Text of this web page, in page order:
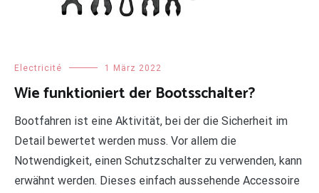
Electricité 1 März 2022
Wie funktioniert der Bootsschalter?
Bootfahren ist eine Aktivität, bei der die Sicherheit im
Detail bewertet werden muss. Vor allem die
Notwendigkeit, einen Schutzschalter zu verwenden, kann
erwähnt werden. Dieses einfach aussehende Accessoire